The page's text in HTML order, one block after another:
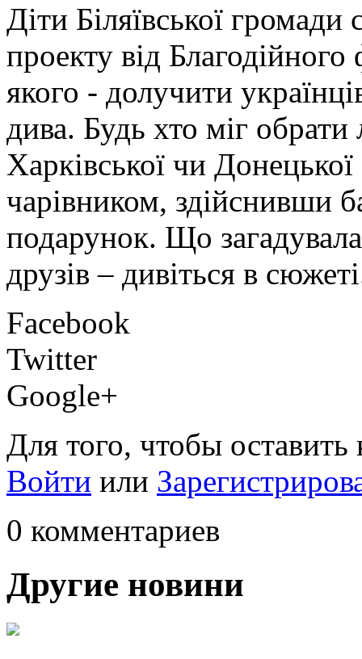
Діти Біляївської
проекту від
якого - долучити
дива. Будь хто міг
Харківської чи
чарівником, здійснивши
подарунок. Що
друзів – дивіться в
Facebook
Twitter
Google+
Для того, чтобы
Войти или
0 комментариев
Другие новини